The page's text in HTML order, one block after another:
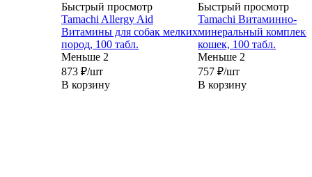
Быстрый просмотр
Tamachi Allergy Aid
Витамины для собак мелких
пород, 100 табл.
Меньше 2
873 ₽/шт
В корзину
Быстрый просмотр
Tamachi Витаминно-
минеральный комплекс
кошек, 100 табл.
Меньше 2
757 ₽/шт
В корзину